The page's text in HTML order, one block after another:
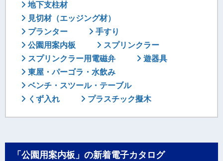
地下支柱材
見切材（エッジング材）
プランター
手すり
公園用案内板
スプリンクラー
スプリンクラー用電磁弁
遊器具
東屋・パーゴラ・水飲み
ベンチ・スツール・テーブル
くず入れ
プラスチック擬木
「公園用案内板」の新着電子カタログ